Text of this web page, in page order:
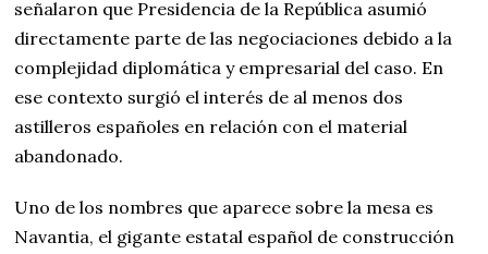
señalaron que Presidencia de la República asumió
directamente parte de las negociaciones debido a la
complejidad diplomática y empresarial del caso. En
ese contexto surgió el interés de al menos dos
astilleros españoles en relación con el material
abandonado.
Uno de los nombres que aparece sobre la mesa es
Navantia, el gigante estatal español de construcción